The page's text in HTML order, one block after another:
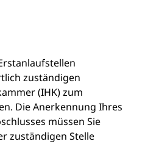
zuständigen
(IHK) zum
Die Anerkennung Ihres
müssen Sie
zuständigen Stelle